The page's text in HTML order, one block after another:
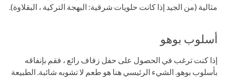
مثالية (من الجيد إذا كانت حلويات شرقية: البهجة التركية ، البقلاوة).
أسلوب بوهو
إذا كنت ترغب في الحصول على حفل زفاف رائع ، فقم بإنفاقه
بأسلوب بوهو. الشيء الرئيسي هنا هو طعم لا تشوبه شائبة. الطبيعة